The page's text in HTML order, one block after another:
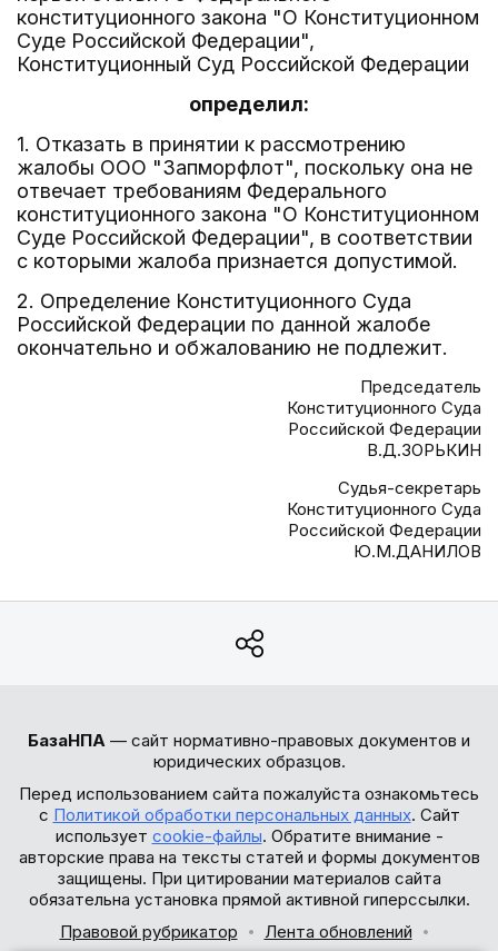
конституционного закона "О Конституционном
Суде Российской Федерации",
Конституционный Суд Российской Федерации
определил:
1. Отказать в принятии к рассмотрению
жалобы ООО "Запморфлот", поскольку она не
отвечает требованиям Федерального
конституционного закона "О Конституционном
Суде Российской Федерации", в соответствии
с которыми жалоба признается допустимой.
2. Определение Конституционного Суда
Российской Федерации по данной жалобе
окончательно и обжалованию не подлежит.
Председатель
Конституционного Суда
Российской Федерации
В.Д.ЗОРЬКИН
Судья-секретарь
Конституционного Суда
Российской Федерации
Ю.М.ДАНИЛОВ
БазаНПА — сайт нормативно-правовых документов и
юридических образцов.
Перед использованием сайта пожалуйста ознакомьтесь
с Политикой обработки персональных данных. Сайт
использует cookie-файлы. Обратите внимание -
авторские права на тексты статей и формы документов
защищены. При цитировании материалов сайта
обязательна установка прямой активной гиперссылки.
Правовой рубрикатор
Лента обновлений